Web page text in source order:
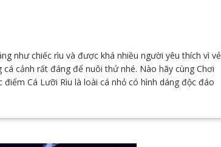
như chiếc rìu và được khá nhiều người yêu thích vì vẻ
cảnh rất đáng để nuôi thử nhé. Nào hãy cùng Chơi
Cá Lưỡi Rìu là loài cá nhỏ có hình dáng độc đáo